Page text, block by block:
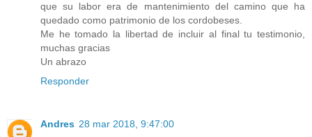
que su labor era de mantenimiento del camino que ha
quedado como patrimonio de los cordobeses.
Me he tomado la libertad de incluir al final tu testimonio,
muchas gracias
Un abrazo
Responder
Andres 28 mar 2018, 9:47:00